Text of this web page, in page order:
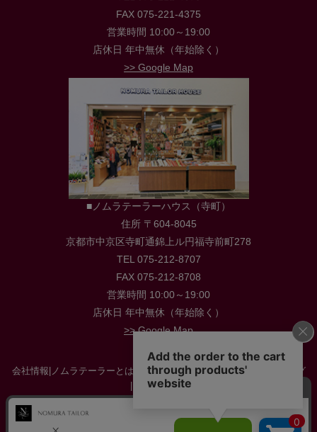
FAX 075-221-4375
営業時間 10:00～19:00
店休日 年中無休（年始除く）
>> Google Map
■ノムラテーラーハウス（寺町）
住所 〒604-8045
京都市中京区寺町通錦上ル円福寺前町278
TEL 075-212-8707
FAX 075-212-8708
営業時間 10:00～19:00
店休日 年中無休（年始除く）
>> Google Map
会社情報 ノムラテーラーとは 店舗情報|採用情報|お役立ち情報・ブログ
お問い合わせ
特定商取引に関する法律に基づく表示
サイトマップ